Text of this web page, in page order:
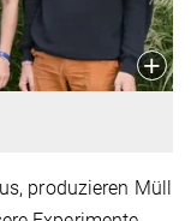
produzieren Müll